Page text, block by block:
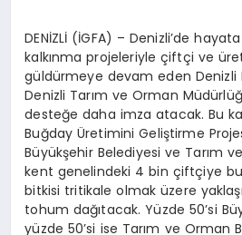
DENİZLİ (İGFA) – Denizli’de
kalkınma projeleriyle çiftçi ve
güldürmeye devam eden Denizli
Denizli Tarım ve Orman
desteğe daha imza atacak. Bu
Buğday Üretimini Geliştirme
Büyükşehir Belediyesi ve Tarım
kent genelindeki 4 bin çiftçiye
bitkisi tritikale olmak üzere
tohum dağıtacak. Yüzde 50’si
yüzde 50’si ise Tarım ve Orman